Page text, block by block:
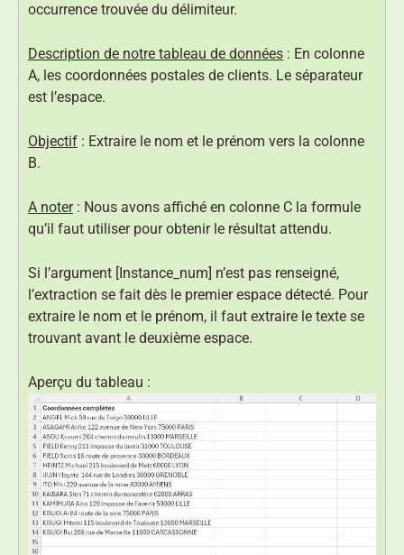
occurrence trouvée du délimiteur.
Description de notre tableau de données : En colonne
A, les coordonnées postales de clients. Le séparateur
est l’espace.
Objectif : Extraire le nom et le prénom vers la colonne
B.
A noter: Nous avons affiché en colonne C la formule
qu’il faut utiliser pour obtenir le résultat attendu.
Si l’argument [Instance_num] n’est pas renseigné,
l’extraction se fait dès le premier espace détecté. Pour
extraire le nom et le prénom, il faut extraire le texte se
trouvant avant le deuxième espace.
Aperçu du tableau :